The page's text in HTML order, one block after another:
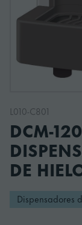
L010-C801
DCM-
DE
Dispensadores